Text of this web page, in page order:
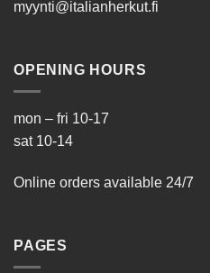
myynti@italianherkut.fi
OPENING HOURS
mon – fri 10-17
sat 10-14
Online orders available 24/7
PAGES